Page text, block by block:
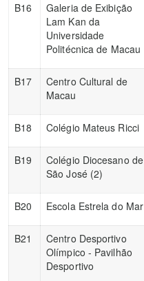
B16
Galeria de Exibição
Lam Kan da
Universidade
Politécnica de Macau
B17
Centro Cultural de
Macau
B18 Colégio Mateus Ricci
B19
Colégio Diocesano de
São José (2)
B20 Escola Estrela do Mar
B21
Centro Desportivo
Olímpico - Pavilhão
Desportivo